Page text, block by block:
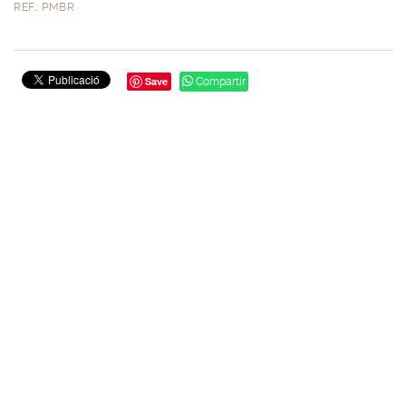
REF.: PMBR
Save Compartir